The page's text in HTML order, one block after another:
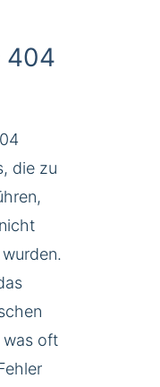
404
die zu
was oft